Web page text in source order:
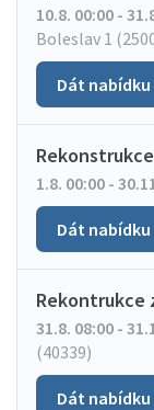
10.8. 00:00 -
Boleslav 1
Dát nabídku
1.8. 00:00 -
Dát nabídku
Rekontrukce
31.8. 08:00 -
(40339)
Dát nabídku